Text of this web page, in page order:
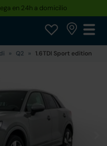
en 24h a domicilio
Q2 1.6TDI Sport edition